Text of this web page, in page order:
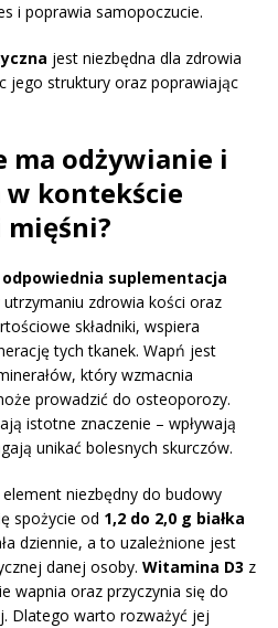
i poprawia samopoczucie.
jest niezbędna dla zdrowia
jego struktury oraz poprawiając
ma odżywianie i
kontekście
odpowiednia suplementacja
zdrowia kości oraz
składniki, wspiera
tych tkanek. Wapń jest
który wzmacnia
prowadzić do osteoporozy.
istotne znaczenie – wpływają
unikać bolesnych skurczów.
niezbędny do budowy
spożycie od 1,2 do 2,0 g białka
dziennie, a to uzależnione jest
danej osoby. Witamina D3 z
wapnia oraz przyczynia się do
Dlatego warto rozważyć jej